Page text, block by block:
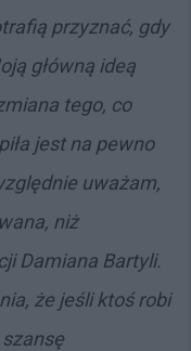
przyznać, gdy
główną ideą
tego, co
jest na pewno
uważam,
niż
Damiana Bartyli.
że jeśli ktoś robi